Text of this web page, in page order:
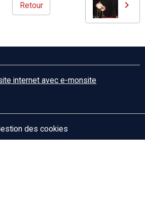
Retour
internet avec e-monsite
des cookies